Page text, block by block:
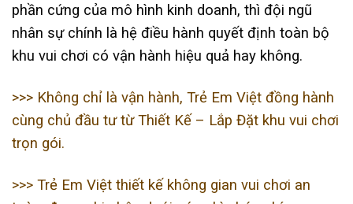
phần cứng của mô hình kinh doanh, thì đội ngũ
nhân sự chính là hệ điều hành quyết định toàn bộ
khu vui chơi có vận hành hiệu quả hay không.
>>> Không chỉ là vận hành, Trẻ Em Việt đồng hành
cùng chủ đầu tư từ Thiết Kế – Lắp Đặt khu vui chơi
trọn gói.
>>> Trẻ Em Việt thiết kế không gian vui chơi an